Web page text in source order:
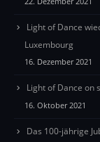
Light of Dance
Luxembourg
16. Dezember 2021
Light of Dance on
16. Oktober 2021
Das 100-jährige